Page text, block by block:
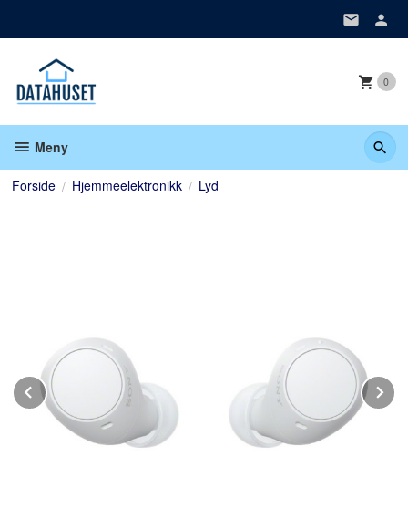
0
Meny
Forside Hjemmeelektronikk Lyd
Prev